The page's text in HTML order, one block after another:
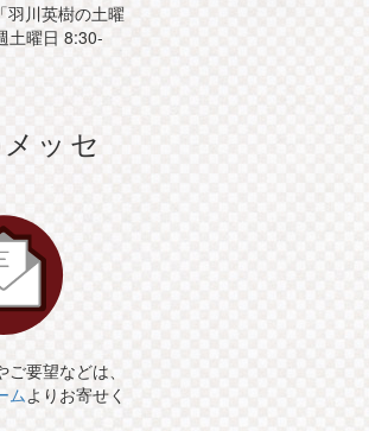
羽川英樹の土曜
土曜日 8:30-
ッセ
要望などは、
ムよりお寄せく